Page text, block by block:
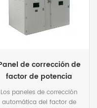
SVC compensador
estático de media
tensión con contactores
de vacío conmutación
Los paneles de corrección de
factor de potencia